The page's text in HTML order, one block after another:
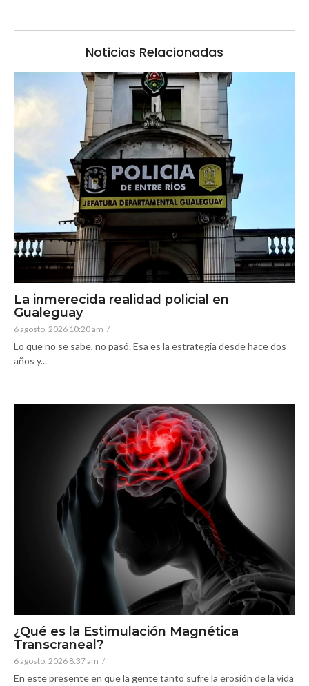
Noticias Relacionadas
La inmerecida realidad policial en
Gualeguay
6 agosto, 2026 10:20 am /
Lo que no se sabe, no pasó. Esa es la estrategia desde hace dos
años y...
¿Qué es la Estimulación Magnética
Transcraneal?
6 agosto, 2026 8:37 am /
En este presente en que la gente tanto sufre la erosión de la vida